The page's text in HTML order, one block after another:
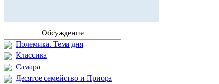
Обсуждение
Полемика. Тема дня
Классика
Самара
Десятое семейство и Приора